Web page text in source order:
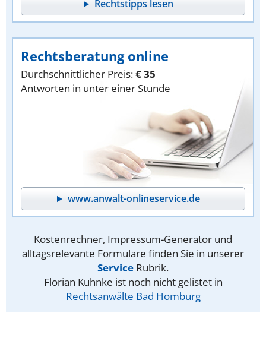
Rechtstipps lesen
Rechtsberatung online
Durchschnittlicher Preis:€ 35
Antworten in unter einer Stunde
www.anwalt-onlineservice.de
Kostenrechner, Impressum-Generator und
alltagsrelevante Formulare finden Sie in unserer
Service Rubrik.
Florian Kuhnke ist noch nicht gelistet in
Rechtsanwälte Bad Homburg